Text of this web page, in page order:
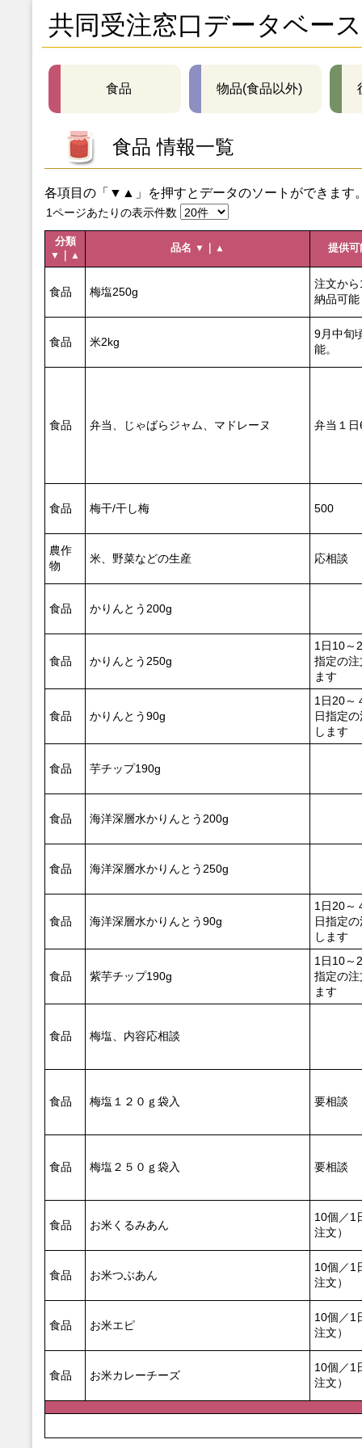
共同受注窓口データベース
食品 物品(食品以外)
食品 情報一覧
各項目の「▼▲」を押すとデータのソートができます
1ページあたりの表示件数
分類
▼ ▲
品名 ▼ ▲ 提供
食品 梅塩250g
注文か
納品可能
食品 米2kg
9月中旬
能。
食品 弁当、じゃばらジャム、マドレーヌ 弁当１
食品 梅干/干し梅 500
農作
物
米、野菜などの生産 応相談
食品 かりんとう200g
食品 かりんとう250g
1日10～
指定の
ます
食品 かりんとう90g
1日20～
日指定
します
食品 芋チップ190g
食品 海洋深層水かりんとう200g
食品 海洋深層水かりんとう250g
食品 海洋深層水かりんとう90g
1日20～
日指定
します
食品 紫芋チップ190g
1日10～
指定の
ます
食品 梅塩、内容応相談
食品 梅塩１２０ｇ袋入 要相談
食品 梅塩２５０ｇ袋入 要相談
食品 お米くるみあん
10個／1
注文）
食品 お米つぶあん
10個／1
注文）
食品 お米エピ
10個／1
注文）
食品 お米カレーチーズ
10個／1
注文）